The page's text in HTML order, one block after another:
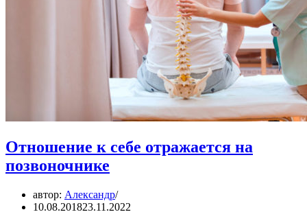
Отношение к себе отражается на
позвоночнике
автор: Александр
10.08.201823.11.2022